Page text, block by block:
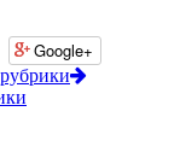
Google+